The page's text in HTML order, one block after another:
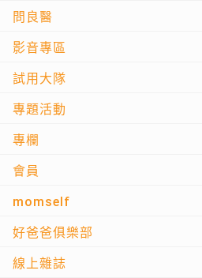
問良醫
影音專區
試用大隊
專題活動
專欄
會員
momself
好爸爸俱樂部
線上雜誌